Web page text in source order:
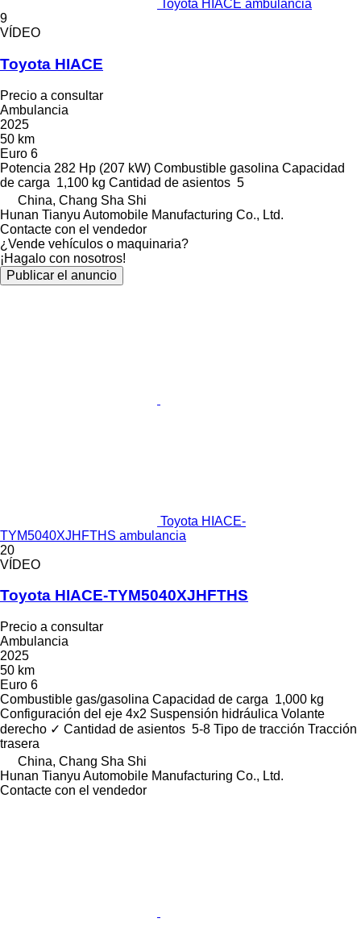
Toyota HIACE ambulancia
9
VÍDEO
Toyota HIACE
Precio a consultar
Ambulancia
2025
50 km
Euro 6
Potencia 282 Hp (207 kW) Combustible gasolina Capacidad
de carga 1,100 kg Cantidad de asientos 5
China, Chang Sha Shi
Hunan Tianyu Automobile Manufacturing Co., Ltd.
Contacte con el vendedor
¿Vende vehículos o maquinaria?
¡Hagalo con nosotros!
Publicar el anuncio
Toyota HIACE-
TYM5040XJHFTHS ambulancia
20
VÍDEO
Toyota HIACE-TYM5040XJHFTHS
Precio a consultar
Ambulancia
2025
50 km
Euro 6
Combustible gas/gasolina Capacidad de carga 1,000 kg
Configuración del eje 4x2 Suspensión hidráulica Volante
derecho ✓ Cantidad de asientos 5-8 Tipo de tracción Tracción
trasera
China, Chang Sha Shi
Hunan Tianyu Automobile Manufacturing Co., Ltd.
Contacte con el vendedor